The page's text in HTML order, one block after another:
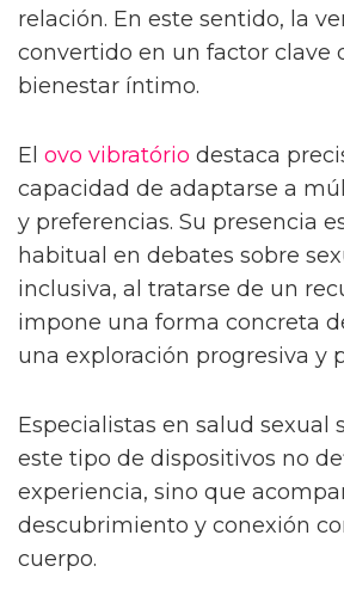
relación. En este sentido, la
convertido en un factor clave
bienestar íntimo.
El ovo vibratório destaca
capacidad de adaptarse a
y preferencias. Su presencia
habitual en debates sobre
inclusiva, al tratarse de un
impone una forma concreta
una exploración progresiva y
Especialistas en salud sexual
este tipo de dispositivos no
experiencia, sino que
descubrimiento y conexión
cuerpo.